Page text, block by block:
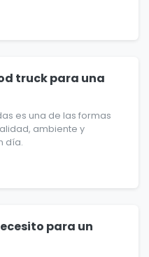
truck para una
es una de las formas
ambiente y
día.
para un